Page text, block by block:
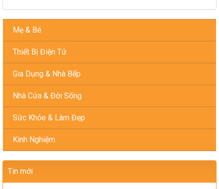
Mẹ & Bé
Thiết Bị Điện Tử
Gia Dụng & Nhà Bếp
Nhà Cửa & Đời Sống
Sức Khỏe & Làm Đẹp
Kinh Nghiệm
Tin mới